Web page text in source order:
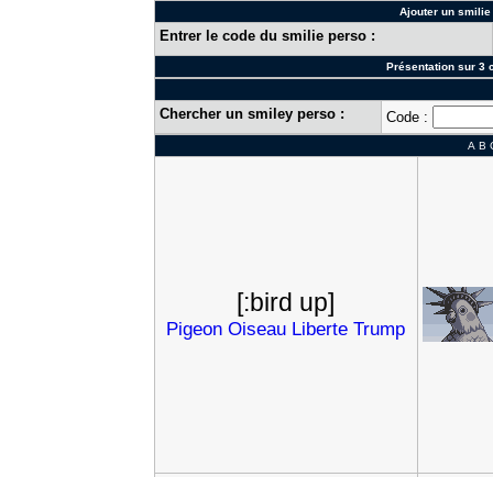
Ajouter un
Entrer le code du smilie perso :
Présentation sur 3
Chercher un smiley perso : Code :
A B
[:bird up]
Pigeon Oiseau Liberte Trump